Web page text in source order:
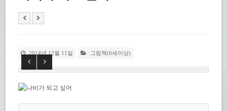
2014년 12월 11일 그림책(6세이상)